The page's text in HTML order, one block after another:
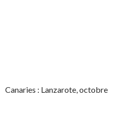
Canaries : Lanzarote, octobre